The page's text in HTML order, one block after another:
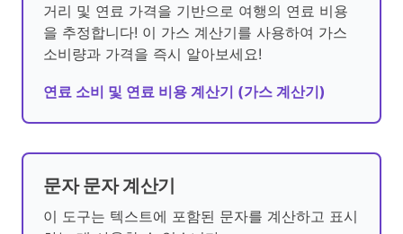
거리 및 연료 가격을 기반으로 여행의 연료 비용
을 추정합니다! 이 가스 계산기를 사용하여 가스
소비량과 가격을 즉시 알아보세요!
연료 소비 및 연료 비용 계산기 (가스 계산기)
문자 문자 계산기
이 도구는 텍스트에 포함된 문자를 계산하고 표시